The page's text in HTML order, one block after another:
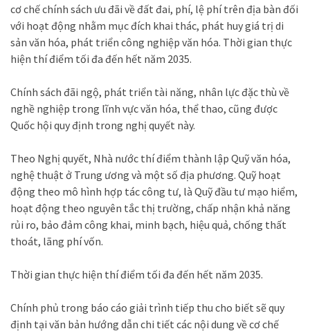
cơ chế chính sách ưu đãi về đất đai, phí, lệ phí trên địa bàn đối
với hoạt động nhằm mục đích khai thác, phát huy giá trị di
sản văn hóa, phát triển công nghiệp văn hóa. Thời gian thực
hiện thí điểm tối đa đến hết năm 2035.
Chính sách đãi ngộ, phát triển tài năng, nhân lực đặc thù về
nghề nghiệp trong lĩnh vực văn hóa, thể thao, cũng được
Quốc hội quy định trong nghị quyết này.
Theo Nghị quyết, Nhà nước thí điểm thành lập Quỹ văn hóa,
nghệ thuật ở Trung ương và một số địa phương. Quỹ hoạt
động theo mô hình hợp tác công tư, là Quỹ đầu tư mạo hiểm,
hoạt động theo nguyên tắc thị trường, chấp nhận khả năng
rủi ro, bảo đảm công khai, minh bạch, hiệu quả, chống thất
thoát, lãng phí vốn.
Thời gian thực hiện thí điểm tối đa đến hết năm 2035.
Chính phủ trong báo cáo giải trình tiếp thu cho biết sẽ quy
định tại văn bản hướng dẫn chi tiết các nội dung về cơ chế